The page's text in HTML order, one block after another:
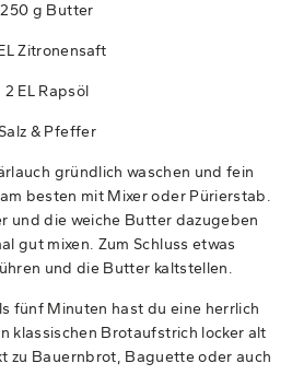
250 g Butter
Zitronensaft
2 EL Rapsöl
Salz & Pfeffer
gründlich waschen und fein
besten mit Mixer oder Pürierstab.
und die weiche Butter dazugeben
gut mixen. Zum Schluss etwas
und die Butter kaltstellen.
fünf Minuten hast du eine herrlich
klassischen Brotaufstrich locker alt
zu Bauernbrot, Baguette oder auch